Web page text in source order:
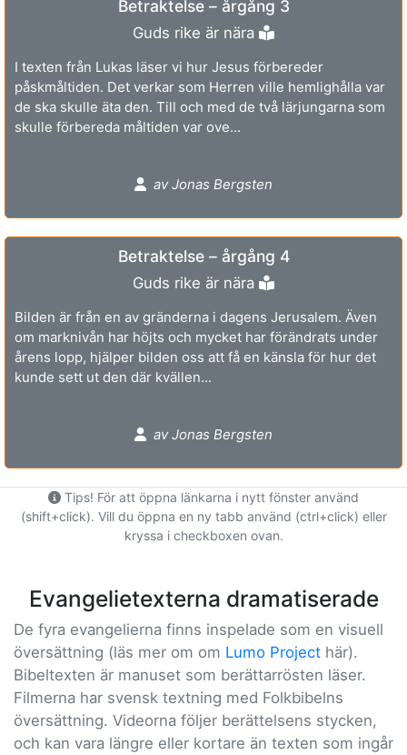
Betraktelse – årgång 3
Guds rike är nära
I texten från Lukas läser vi hur Jesus förbereder
påskmåltiden. Det verkar som Herren ville hemlighålla var
de ska skulle äta den. Till och med de två lärjungarna som
skulle förbereda måltiden var ove...
av Jonas Bergsten
Betraktelse – årgång 4
Guds rike är nära
Bilden är från en av gränderna i dagens Jerusalem. Även
om marknivån har höjts och mycket har förändrats under
årens lopp, hjälper bilden oss att få en känsla för hur det
kunde sett ut den där kvällen...
av Jonas Bergsten
Tips! För att öppna länkarna i nytt fönster använd
(shift+click). Vill du öppna en ny tabb använd (ctrl+click) eller
kryssa i checkboxen ovan.
Evangelietexterna dramatiserade
De fyra evangelierna finns inspelade som en visuell
översättning (läs mer om om Lumo Project här).
Bibeltexten är manuset som berättarrösten läser.
Filmerna har svensk textning med Folkbibelns
översättning. Videorna följer berättelsens stycken,
och kan vara längre eller kortare än texten som ingår